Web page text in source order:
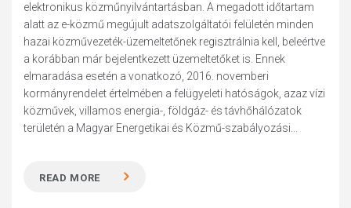
elektronikus közműnyilvántartásban. A megadott időtartam
alatt az e-közmű megújult adatszolgáltatói felületén minden
hazai közművezeték-üzemeltetőnek regisztrálnia kell, beleértve
a korábban már bejelentkezett üzemeltetőket is. Ennek
elmaradása esetén a vonatkozó, 2016. novemberi
kormányrendelet értelmében a felügyeleti hatóságok, azaz vízi
közművek, villamos energia-, földgáz- és távhőhálózatok
területén a Magyar Energetikai és Közmű-szabályozási...
READ MORE